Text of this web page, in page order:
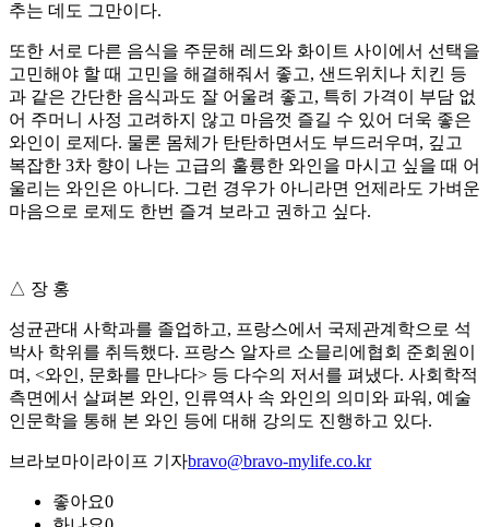
추는 데도 그만이다.
또한 서로 다른 음식을 주문해 레드와 화이트 사이에서 선택을
고민해야 할 때 고민을 해결해줘서 좋고, 샌드위치나 치킨 등
과 같은 간단한 음식과도 잘 어울려 좋고, 특히 가격이 부담 없
어 주머니 사정 고려하지 않고 마음껏 즐길 수 있어 더욱 좋은
와인이 로제다. 물론 몸체가 탄탄하면서도 부드러우며, 깊고
복잡한 3차 향이 나는 고급의 훌륭한 와인을 마시고 싶을 때 어
울리는 와인은 아니다. 그런 경우가 아니라면 언제라도 가벼운
마음으로 로제도 한번 즐겨 보라고 권하고 싶다.
△ 장 홍
성균관대 사학과를 졸업하고, 프랑스에서 국제관계학으로 석
박사 학위를 취득했다. 프랑스 알자르 소믈리에협회 준회원이
며, <와인, 문화를 만나다> 등 다수의 저서를 펴냈다. 사회학적
측면에서 살펴본 와인, 인류역사 속 와인의 의미와 파워, 예술
인문학을 통해 본 와인 등에 대해 강의도 진행하고 있다.
브라보마이라이프 기자bravo@bravo-mylife.co.kr
좋아요0